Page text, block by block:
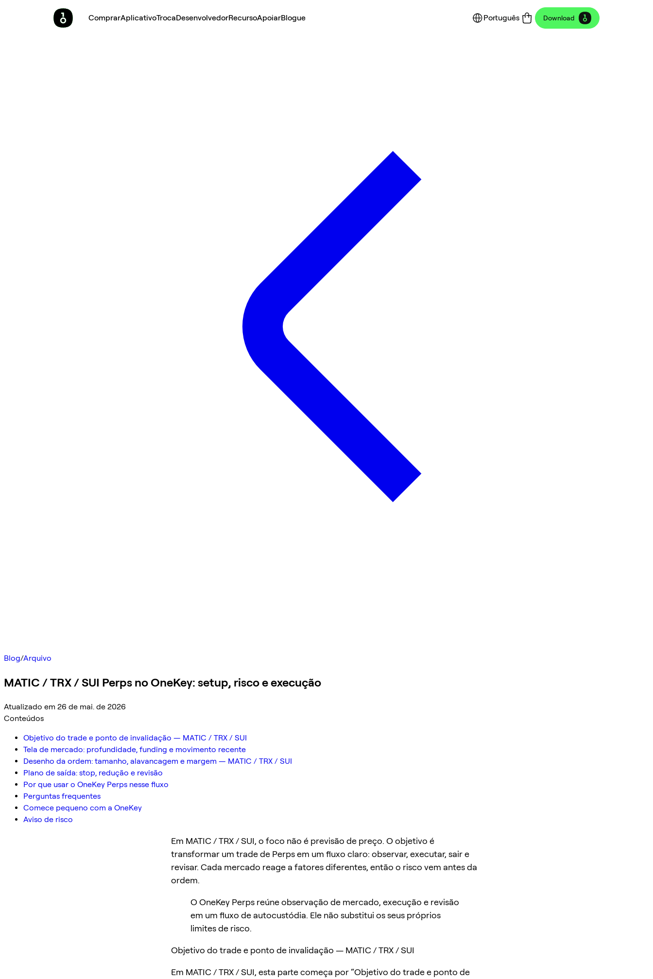
ComprarAplicativoTrocaDesenvolvedorRecursoApoiarBlogue Português Download
Blog/Arquivo
MATIC / TRX / SUI Perps no OneKey: setup, risco e execução
Atualizado em 26 de mai. de 2026
Conteúdos
Objetivo do trade e ponto de invalidação — MATIC / TRX / SUI
Tela de mercado: profundidade, funding e movimento recente
Desenho da ordem: tamanho, alavancagem e margem — MATIC / TRX / SUI
Plano de saída: stop, redução e revisão
Por que usar o OneKey Perps nesse fluxo
Perguntas frequentes
Comece pequeno com a OneKey
Aviso de risco
Em MATIC / TRX / SUI, o foco não é previsão de preço. O objetivo é
transformar um trade de Perps em um fluxo claro: observar, executar, sair e
revisar. Cada mercado reage a fatores diferentes, então o risco vem antes da
ordem.
O OneKey Perps reúne observação de mercado, execução e revisão
em um fluxo de autocustódia. Ele não substitui os seus próprios
limites de risco.
Objetivo do trade e ponto de invalidação — MATIC / TRX / SUI
Em MATIC / TRX / SUI, esta parte começa por “Objetivo do trade e ponto de